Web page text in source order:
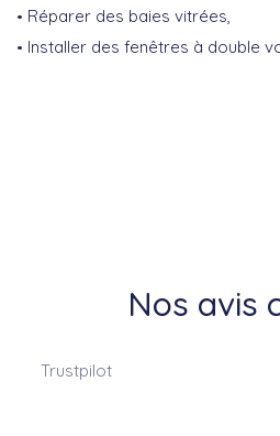
Réparer des baies vitrées,
Installer des fenêtres à double
Nos avis
Trustpilot